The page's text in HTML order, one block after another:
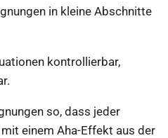
in kleine Abschnitte
kontrollierbar,
so, dass jeder
einem Aha-Effekt aus der